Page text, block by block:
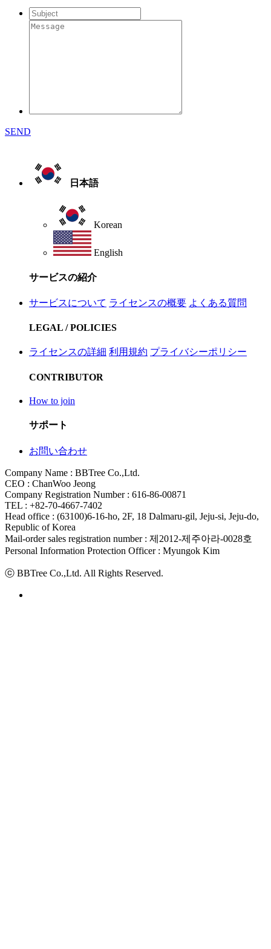
SEND
日本語
Korean
English
サービスの紹介
サービスについて ライセンスの概要 よくある質問
LEGAL / POLICIES
ライセンスの詳細 利用規約 プライバシーポリシー
CONTRIBUTOR
How to join
サポート
お問い合わせ
Company Name : BBTree Co.,Ltd.
CEO : ChanWoo Jeong
Company Registration Number : 616-86-00871
TEL : +82-70-4667-7402
Head office : (63100)6-16-ho, 2F, 18 Dalmaru-gil, Jeju-si, Jeju-do,
Republic of Korea
Mail-order sales registration number : 제2012-제주아라-0028호
Personal Information Protection Officer : Myungok Kim
ⓒ BBTree Co.,Ltd. All Rights Reserved.